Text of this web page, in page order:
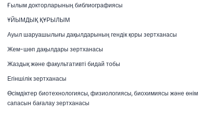
Ғылым докторларының библиографиясы
ҰЙЫМДЫҚ ҚҰРЫЛЫМ
Ауыл шаруашылығы дақылдарының гендік қоры зертханасы
Жем-шөп дақылдары зертханасы
Жаздық және факультативті бидай тобы
Егіншілік зертханасы
Өсімдіктер биотехнологиясы, физиологиясы, биохимиясы және өнім
сапасын бағалау зертханасы